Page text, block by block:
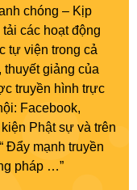
chóng – Kịp
các hoạt động
tự viện trong cả
giảng của
truyền hình trực
Facebook,
Phật sự và trên
Đẩy mạnh truyền
pháp …”